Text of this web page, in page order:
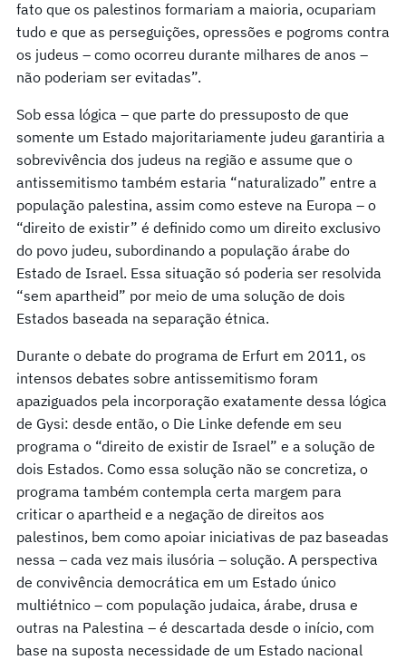
fato que os palestinos formariam a maioria, ocupariam
tudo e que as perseguições, opressões e pogroms contra
os judeus – como ocorreu durante milhares de anos –
não poderiam ser evitadas”.
Sob essa lógica – que parte do pressuposto de que
somente um Estado majoritariamente judeu garantiria a
sobrevivência dos judeus na região e assume que o
antissemitismo também estaria “naturalizado” entre a
população palestina, assim como esteve na Europa – o
“direito de existir” é definido como um direito exclusivo
do povo judeu, subordinando a população árabe do
Estado de Israel. Essa situação só poderia ser resolvida
“sem apartheid” por meio de uma solução de dois
Estados baseada na separação étnica.
Durante o debate do programa de Erfurt em 2011, os
intensos debates sobre antissemitismo foram
apaziguados pela incorporação exatamente dessa lógica
de Gysi: desde então, o Die Linke defende em seu
programa o “direito de existir de Israel” e a solução de
dois Estados. Como essa solução não se concretiza, o
programa também contempla certa margem para
criticar o apartheid e a negação de direitos aos
palestinos, bem como apoiar iniciativas de paz baseadas
nessa – cada vez mais ilusória – solução. A perspectiva
de convivência democrática em um Estado único
multiétnico – com população judaica, árabe, drusa e
outras na Palestina – é descartada desde o início, com
base na suposta necessidade de um Estado nacional